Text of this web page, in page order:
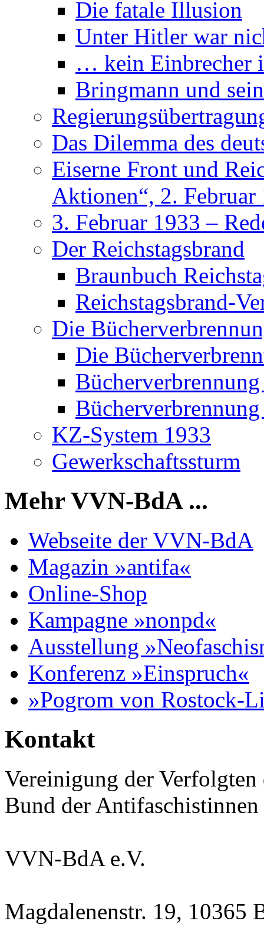
Die fatale Illusion
Unter Hitler war
… kein Einbrecher
Bringmann und
Das Dilemma des
Eiserne Front und
Aktionen“, 2. Februar
3. Februar 1933 –
Der Reichstagsbrand
Braunbuch
Reichstagsbrand-
Die
Die
KZ-System 1933
Gewerkschaftssturm
Mehr VVN-BdA ...
Webseite der VVN-BdA
Magazin »antifa«
Online-Shop
Kampagne »nonpd«
Ausstellung
Konferenz »Einspruch«
»Pogrom von Rostock-
Kontakt
Vereinigung der Verfolgten
Bund der
VVN-BdA e.V.
Magdalenenstr. 19, 10365